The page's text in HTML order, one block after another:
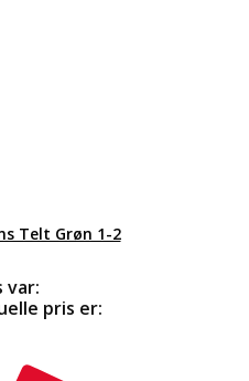
Telt Grøn 1-2
var:
pris er: